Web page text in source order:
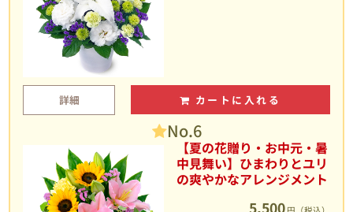
詳細 カートに入れる
No.6
【夏の花贈り・お中元・暑
中見舞い】ひまわりとユリ
の爽やかなアレンジメント
5,500